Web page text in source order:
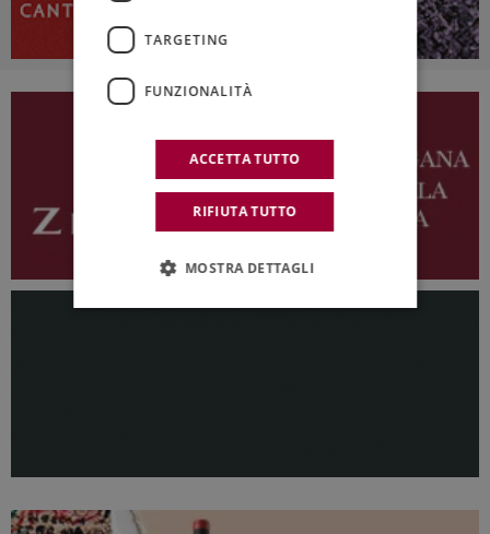
TARGETING
FUNZIONALITÀ
ACCETTA TUTTO
RIFIUTA TUTTO
MOSTRA DETTAGLI